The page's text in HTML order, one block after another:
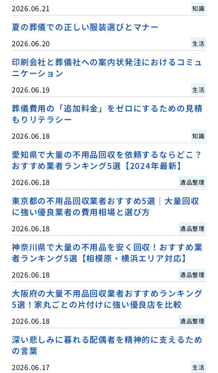
2026.06.21 知識
夏の葬儀での正しい服装選びとマナー
2026.06.20 生活
印刷会社と葬儀社への案内状発注におけるコミュ
ニケーション
2026.06.19 生活
葬儀費用の「追加料金」をゼロにするための見積
もりリテラシー
2026.06.18 知識
愛知県で大量の不用品回収を依頼するならどこ？
おすすめ業者ランキング5選【2024年最新】
2026.06.18 遺品整理
東京都の不用品回収業者おすすめ5選｜大量回収
に強い優良業者の費用相場と選び方
2026.06.18 遺品整理
神奈川県で大量の不用品を安く回収！おすすめ業
者ランキング5選【相模原・横浜エリア対応】
2026.06.18 遺品整理
大阪府の大量不用品回収業者おすすめランキング
5選！家丸ごとの片付けに強い優良店を比較
2026.06.18 遺品整理
深い悲しみに暮れる配偶者を精神的に支えるため
の言葉
2026.06.17 生活